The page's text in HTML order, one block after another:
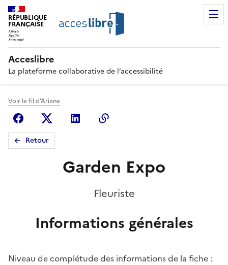
RÉPUBLIQUE
FRANÇAISE
Acceslibre
La plateforme collaborative de l’accessibilité
Voir le fil d'Ariane
FacebookX (anciennement Twitter)
Linkedin
Retour
Garden Expo
Fleuriste
Informations générales
Niveau de complétude des informations de la fiche :